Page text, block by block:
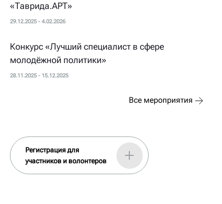
«Таврида.АРТ»
29.12.2025 - 4.02.2026
Конкурс «Лучший специалист в сфере
молодёжной политики»
28.11.2025 - 15.12.2025
Все мероприятия
Регистрация для
участников и волонтеров